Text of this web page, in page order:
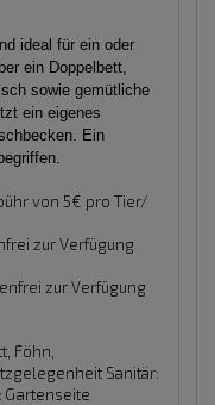
ideal für ein oder
ein Doppelbett,
sowie gemütliche
ein eigenes
Ein
von 5€ pro Tier/
zur Verfügung
zur Verfügung
Föhn,
Sanitär:
Gartenseite